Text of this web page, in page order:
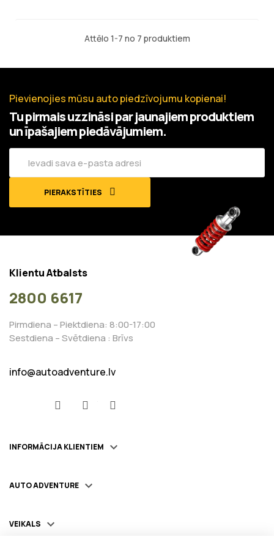
Attēlo 1-7 no 7 produktiem
Pievienojies mūsu auto piedzīvojumu kopienai!
Tu pirmais uzzināsi par jaunajiem produktiem
un īpašajiem piedāvājumiem.
PIERAKSTĪTIES
Klientu Atbalsts
2800 6617
Pirmdiena – Piektdiena: 8:00-17:00
Sestdiena – Svētdiena : Brīvs
info@autoadventure.lv
INFORMĀCIJA KLIENTIEM 
AUTO ADVENTURE 
VEIKALS 
FacebookYouTube